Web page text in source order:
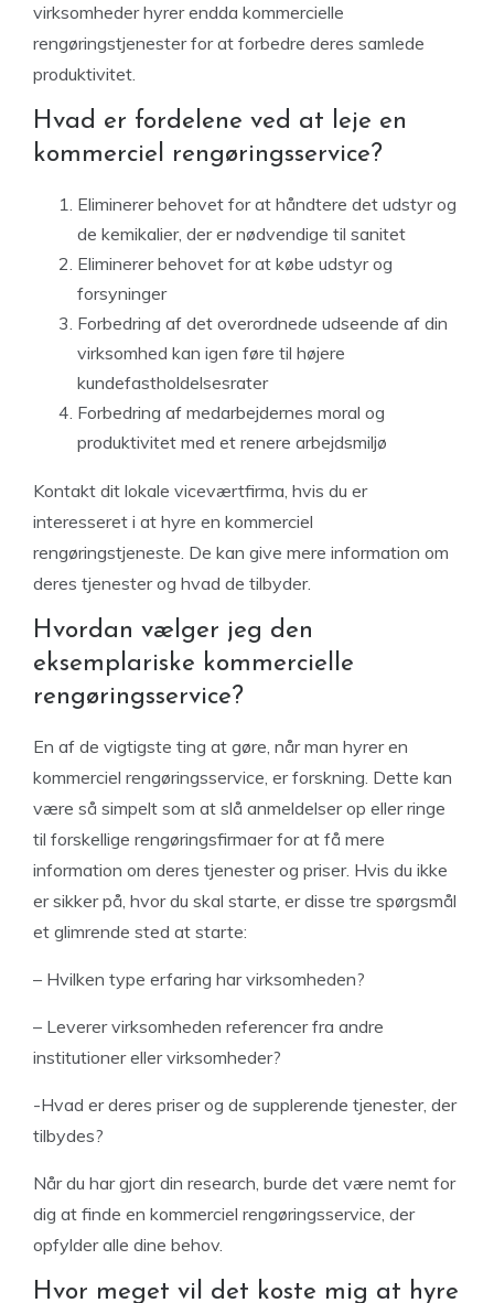
virksomheder hyrer endda kommercielle
rengøringstjenester for at forbedre deres samlede
produktivitet.
Hvad er fordelene ved at leje en
kommerciel rengøringsservice?
Eliminerer behovet for at håndtere det udstyr og
de kemikalier, der er nødvendige til sanitet
Eliminerer behovet for at købe udstyr og
forsyninger
Forbedring af det overordnede udseende af din
virksomhed kan igen føre til højere
kundefastholdelsesrater
Forbedring af medarbejdernes moral og
produktivitet med et renere arbejdsmiljø
Kontakt dit lokale viceværtfirma, hvis du er
interesseret i at hyre en kommerciel
rengøringstjeneste. De kan give mere information om
deres tjenester og hvad de tilbyder.
Hvordan vælger jeg den
eksemplariske kommercielle
rengøringsservice?
En af de vigtigste ting at gøre, når man hyrer en
kommerciel rengøringsservice, er forskning. Dette kan
være så simpelt som at slå anmeldelser op eller ringe
til forskellige rengøringsfirmaer for at få mere
information om deres tjenester og priser. Hvis du ikke
er sikker på, hvor du skal starte, er disse tre spørgsmål
et glimrende sted at starte:
– Hvilken type erfaring har virksomheden?
– Leverer virksomheden referencer fra andre
institutioner eller virksomheder?
-Hvad er deres priser og de supplerende tjenester, der
tilbydes?
Når du har gjort din research, burde det være nemt for
dig at finde en kommerciel rengøringsservice, der
opfylder alle dine behov.
Hvor meget vil det koste mig at hyre